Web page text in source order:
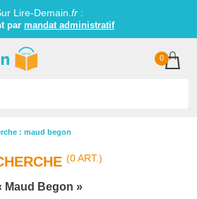
Lire-Demain. fr:
par mandat administratif
0
: maud begon
(0 ART.)
Maud Begon